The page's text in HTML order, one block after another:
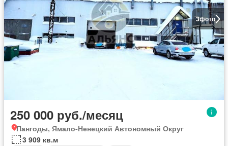
3фото
250 000 руб./месяц
Пангоды, Ямало-Ненецкий Автономный Округ
3 909 кв.м